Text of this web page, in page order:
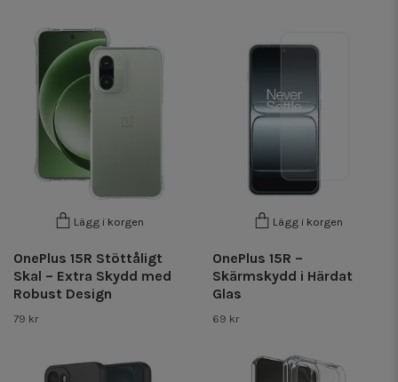
Lägg i korgen
OnePlus 15R Stöttåligt
Skal – Extra Skydd med
Robust Design
79 kr
Lägg i korgen
OnePlus 15R –
Skärmskydd i Härdat
Glas
69 kr